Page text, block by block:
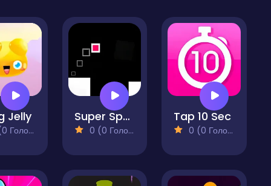
Jelly Super Speed Runner
0 (0 Голосів)
Tap 10 Sec
0 (0 Голосів)